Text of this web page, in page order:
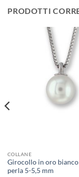
PRODOTTI
COLLANE
Girocollo in oro bianco
perla 5-5,5 mm